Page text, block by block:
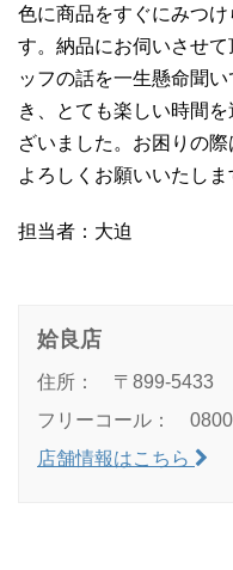
色に商品をすぐにみつ
す。納品にお伺いさせ
ッフの話を一生懸命聞
き、とても楽しい時間
ざいました。お困りの
よろしくお願いいたしま
担当者：大迫
姶良店
住所： 〒899-5433
フリーコール：
店舗情報はこちら